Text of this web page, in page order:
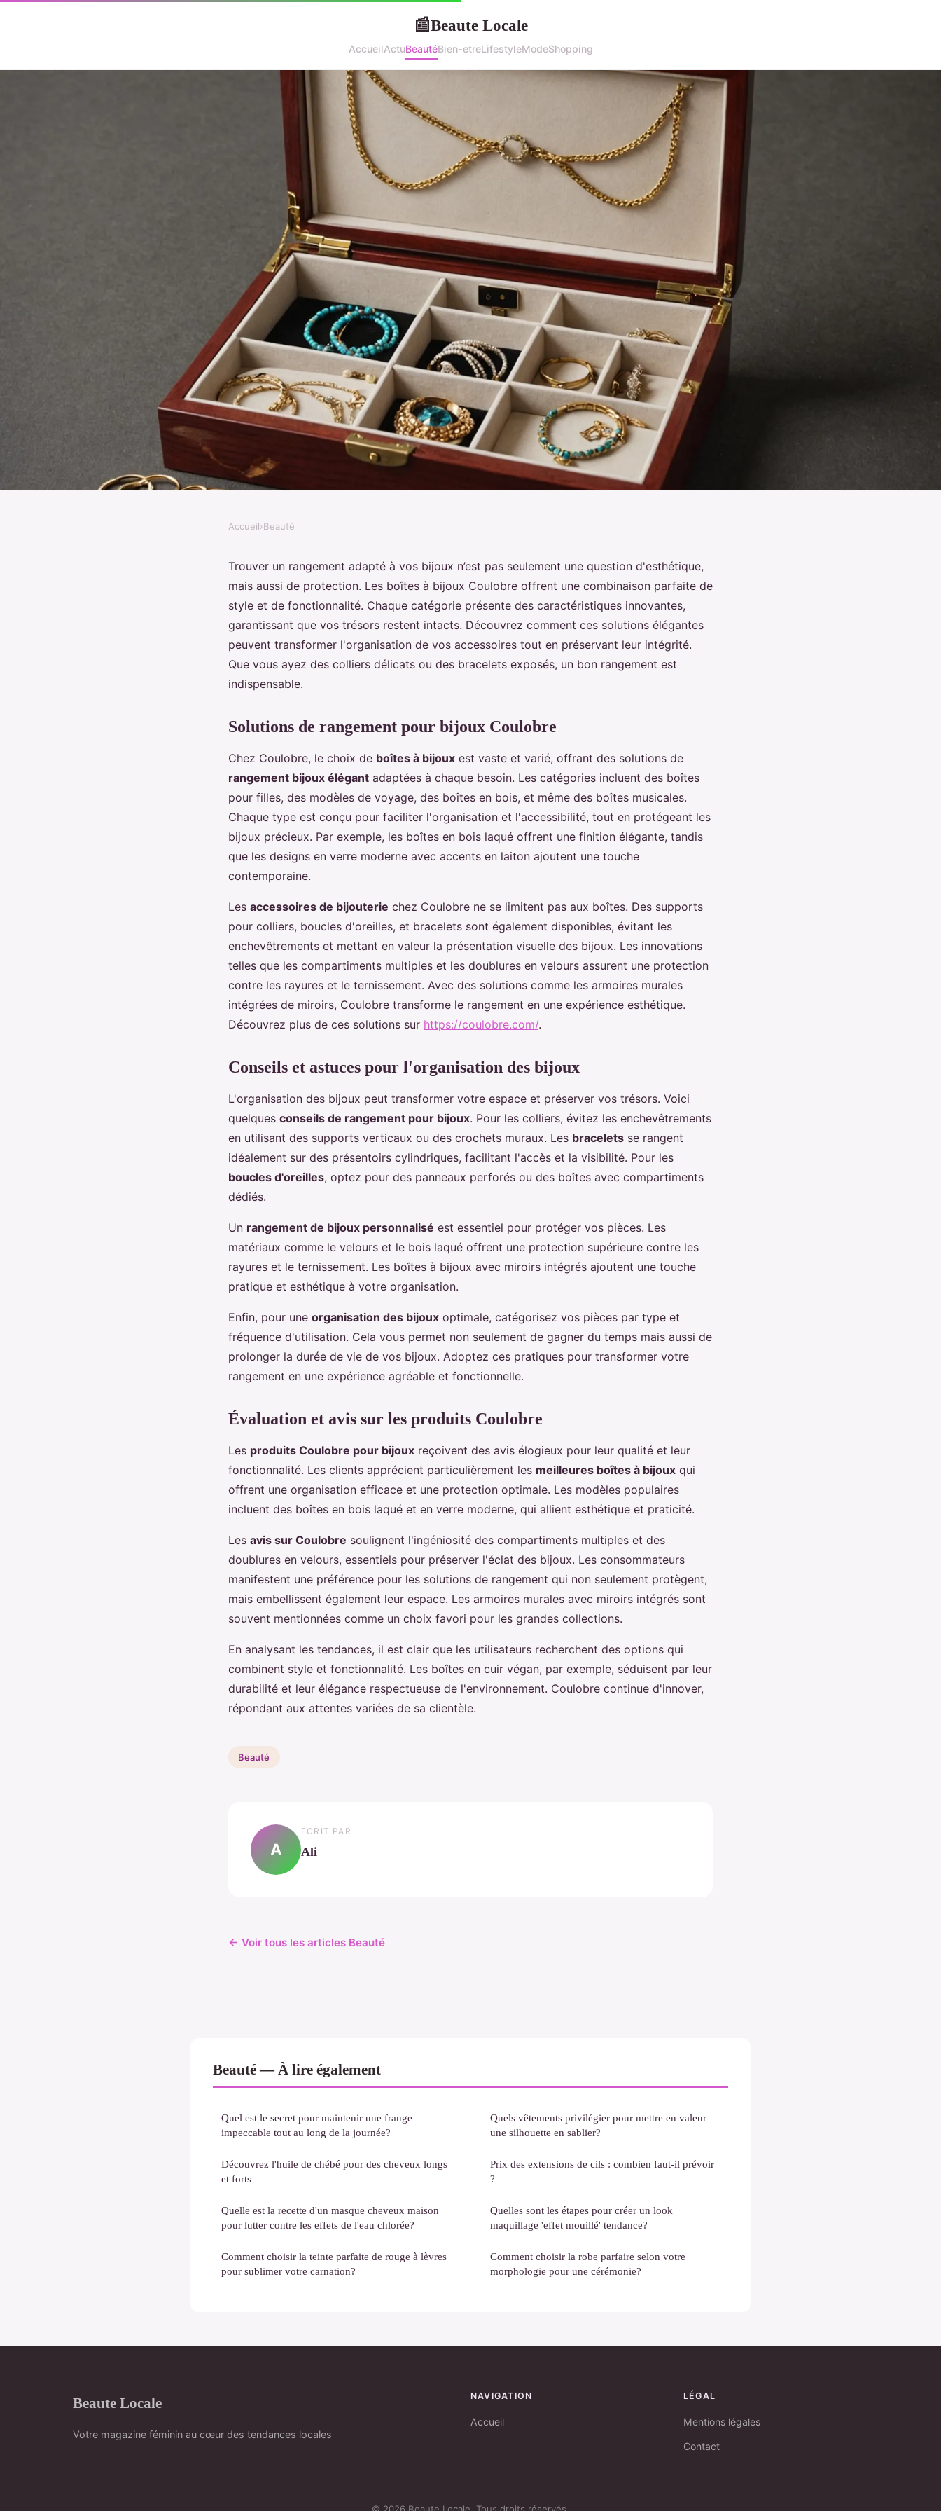
📰Beaute Locale
AccueilActuBeautéBien-etreLifestyleModeShopping
Coulobre - boite à bijoux & rangement
bijoux pour tous vos trésors
Accueil›Beauté
Trouver un rangement adapté à vos bijoux n’est pas seulement une question d'esthétique,
mais aussi de protection. Les boîtes à bijoux Coulobre offrent une combinaison parfaite de
style et de fonctionnalité. Chaque catégorie présente des caractéristiques innovantes,
garantissant que vos trésors restent intacts. Découvrez comment ces solutions élégantes
peuvent transformer l'organisation de vos accessoires tout en préservant leur intégrité.
Que vous ayez des colliers délicats ou des bracelets exposés, un bon rangement est
indispensable.
Solutions de rangement pour bijoux Coulobre
Chez Coulobre, le choix de boîtes à bijoux est vaste et varié, offrant des solutions de
rangement bijoux élégant adaptées à chaque besoin. Les catégories incluent des boîtes
pour filles, des modèles de voyage, des boîtes en bois, et même des boîtes musicales.
Chaque type est conçu pour faciliter l'organisation et l'accessibilité, tout en protégeant les
bijoux précieux. Par exemple, les boîtes en bois laqué offrent une finition élégante, tandis
que les designs en verre moderne avec accents en laiton ajoutent une touche
contemporaine.
Les accessoires de bijouterie chez Coulobre ne se limitent pas aux boîtes. Des supports
pour colliers, boucles d'oreilles, et bracelets sont également disponibles, évitant les
enchevêtrements et mettant en valeur la présentation visuelle des bijoux. Les innovations
telles que les compartiments multiples et les doublures en velours assurent une protection
contre les rayures et le ternissement. Avec des solutions comme les armoires murales
intégrées de miroirs, Coulobre transforme le rangement en une expérience esthétique.
Découvrez plus de ces solutions sur https://coulobre.com/.
Conseils et astuces pour l'organisation des bijoux
L'organisation des bijoux peut transformer votre espace et préserver vos trésors. Voici
quelques conseils de rangement pour bijoux. Pour les colliers, évitez les enchevêtrements
en utilisant des supports verticaux ou des crochets muraux. Les bracelets se rangent
idéalement sur des présentoirs cylindriques, facilitant l'accès et la visibilité. Pour les
boucles d'oreilles, optez pour des panneaux perforés ou des boîtes avec compartiments
dédiés.
Un rangement de bijoux personnalisé est essentiel pour protéger vos pièces. Les
matériaux comme le velours et le bois laqué offrent une protection supérieure contre les
rayures et le ternissement. Les boîtes à bijoux avec miroirs intégrés ajoutent une touche
pratique et esthétique à votre organisation.
Enfin, pour une organisation des bijoux optimale, catégorisez vos pièces par type et
fréquence d'utilisation. Cela vous permet non seulement de gagner du temps mais aussi de
prolonger la durée de vie de vos bijoux. Adoptez ces pratiques pour transformer votre
rangement en une expérience agréable et fonctionnelle.
Évaluation et avis sur les produits Coulobre
Les produits Coulobre pour bijoux reçoivent des avis élogieux pour leur qualité et leur
fonctionnalité. Les clients apprécient particulièrement les meilleures boîtes à bijoux qui
offrent une organisation efficace et une protection optimale. Les modèles populaires
incluent des boîtes en bois laqué et en verre moderne, qui allient esthétique et praticité.
Les avis sur Coulobre soulignent l'ingéniosité des compartiments multiples et des
doublures en velours, essentiels pour préserver l'éclat des bijoux. Les consommateurs
manifestent une préférence pour les solutions de rangement qui non seulement protègent,
mais embellissent également leur espace. Les armoires murales avec miroirs intégrés sont
souvent mentionnées comme un choix favori pour les grandes collections.
En analysant les tendances, il est clair que les utilisateurs recherchent des options qui
combinent style et fonctionnalité. Les boîtes en cuir végan, par exemple, séduisent par leur
durabilité et leur élégance respectueuse de l'environnement. Coulobre continue d'innover,
répondant aux attentes variées de sa clientèle.
Beauté
A
ECRIT PAR
Ali
← Voir tous les articles Beauté
Beauté — À lire également
Quel est le secret pour maintenir une frange
impeccable tout au long de la journée?
Découvrez l'huile de chébé pour des cheveux longs
et forts
Quelle est la recette d'un masque cheveux maison
pour lutter contre les effets de l'eau chlorée?
Comment choisir la teinte parfaite de rouge à lèvres
pour sublimer votre carnation?
Quels vêtements privilégier pour mettre en valeur
une silhouette en sablier?
Prix des extensions de cils : combien faut-il prévoir
?
Quelles sont les étapes pour créer un look
maquillage 'effet mouillé' tendance?
Comment choisir la robe parfaire selon votre
morphologie pour une cérémonie?
Beaute Locale
Votre magazine féminin au cœur des tendances locales
NAVIGATION
Accueil
LÉGAL
Mentions légales
Contact
© 2026 Beaute Locale. Tous droits réservés.